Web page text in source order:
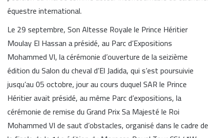
équestre international.
Le 29 septembre, Son Altesse Royale le Prince Héritier
Moulay El Hassan a présidé, au Parc d’Expositions
Mohammed VI, la cérémonie d’ouverture de la seizième
édition du Salon du cheval d’El Jadida, qui s’est poursuivie
jusqu’au 05 octobre, jour au cours duquel SAR le Prince
Héritier avait présidé, au même Parc d’expositions, la
cérémonie de remise du Grand Prix Sa Majesté le Roi
Mohammed VI de saut d’obstacles, organisé dans le cadre de